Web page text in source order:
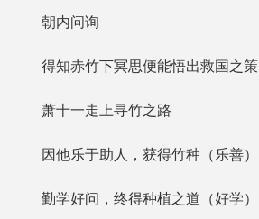
朝内问询
得知赤竹下冥思便能悟出救国之策
萧十一走上寻竹之路
因他乐于助人，获得竹种（乐善）
勤学好问，终得种植之道（好学）